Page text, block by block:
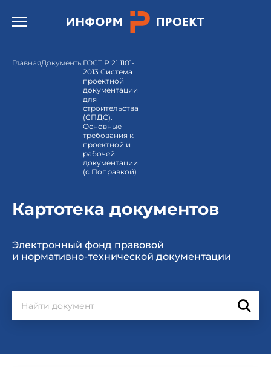
Открыть бургер меню.
ГлавнаяДокументыГОСТ Р 21.1101-
2013 Система
проектной
документации
для
строительства
(СПДС).
Основные
требования к
проектной и
рабочей
документации
(с Поправкой)
Картотека документов
Электронный фонд правовой
и нормативно-технической документации